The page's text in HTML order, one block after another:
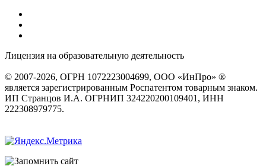
Лицензия на образовательную деятельность
© 2007-2026, ОГРН 1072223004699, ООО «ИнПро» ®
является зарегистрированным Роспатентом товарным знаком.
ИП Странцов И.А. ОГРНИП 324220200109401, ИНН
222308979775.